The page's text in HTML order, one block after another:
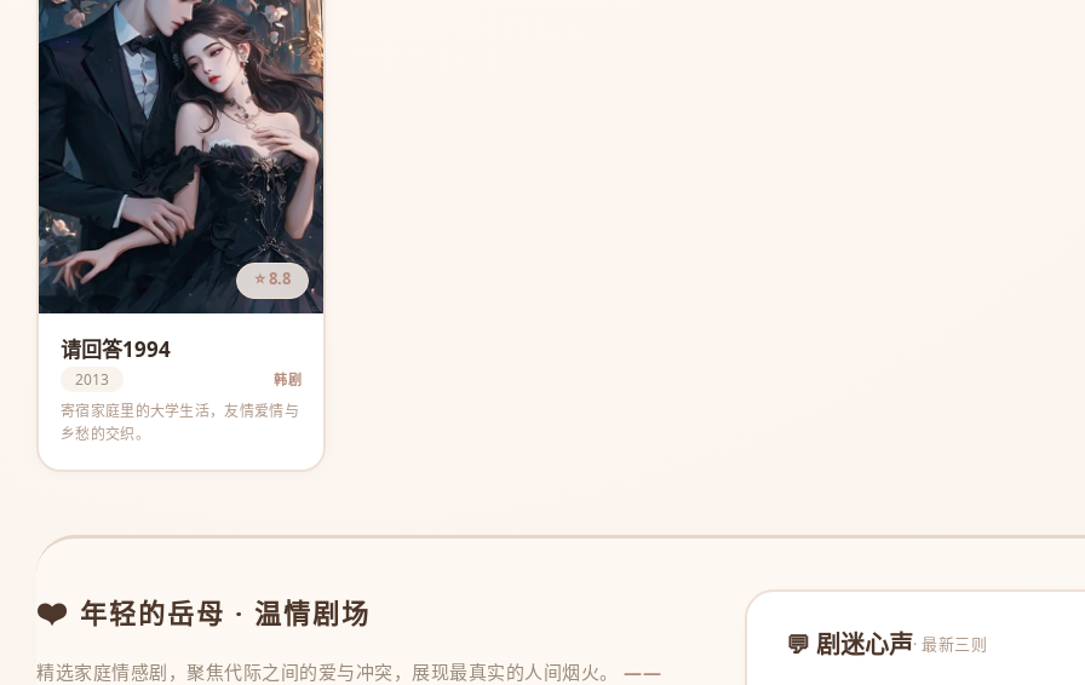
⭐ 8.8
请回答1994
2013 韩剧
寄宿家庭里的大学生活，友情爱情与
乡愁的交织。
❤️ 年轻的岳母 · 温情剧场
精选家庭情感剧，聚焦代际之间的爱与冲突，展现最真实的人间烟火。
——
💬 剧迷心声· 最新三则